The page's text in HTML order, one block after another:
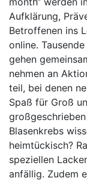
Aufklärung,
Betroffenen ins
online.
gehen
nehmen an
teil, bei denen
Spaß für Groß
Blasenkrebs
heimtückisch?
speziellen
anfällig. Zudem